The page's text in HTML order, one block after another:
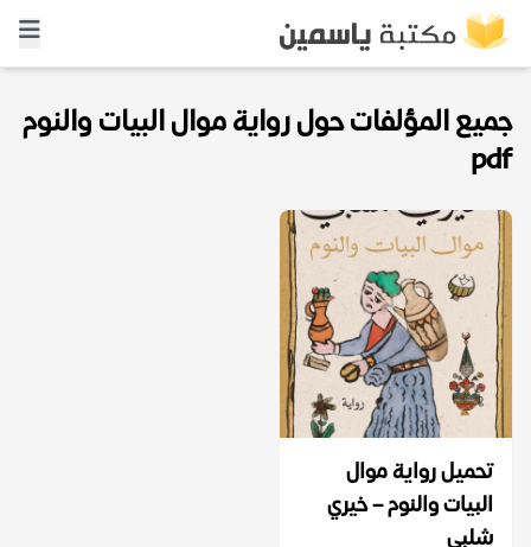
جميع المؤلفات حول رواية موال البيات والنوم
pdf
تحميل رواية موال
البيات والنوم – خيري
شلبي